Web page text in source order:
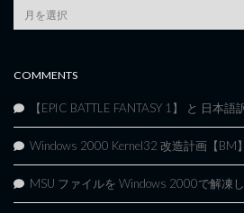
Article
Archives
COMMENTS
【EPIC BATTLE FANTASY 1】 と 日本語
Windows 2000 Kernel32 改造計画【BM】
MSU ファイルを Windows 2000で解凍